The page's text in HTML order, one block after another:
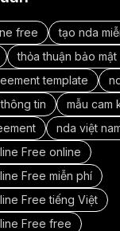
free
tạo nda
thỏa thuận bảo mật
template
tin
mẫu cam
nda việt
Free online
Free miễn phí
Free tiếng Việt
Free free